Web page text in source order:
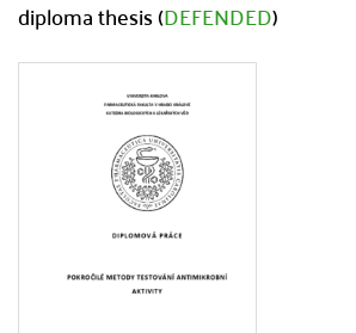
diploma thesis (DEFENDED)